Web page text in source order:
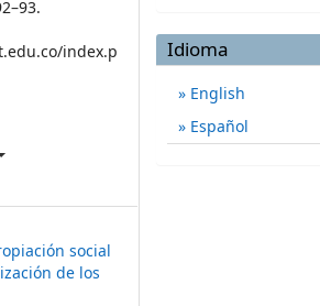
index.p
social
de los
Idioma
English
Español